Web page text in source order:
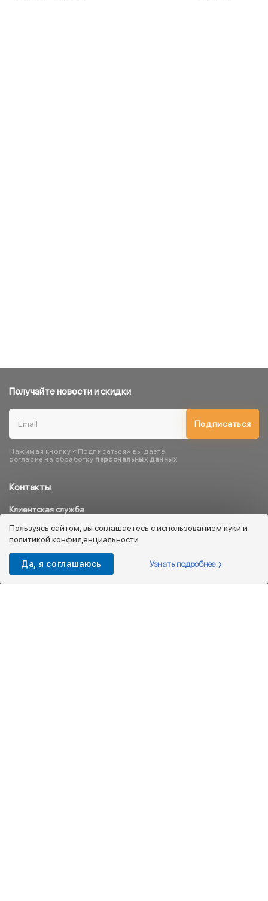
Контакты
Клиентская служба
8 800 333 08 45
info@kotofey.ru
Магазины в Москва (50)
Получайте новости и скидки
Подписаться
Нажимая кнопку «Подписаться» вы даете
согласие на обработку персональных данных
Пользуясь сайтом, вы соглашаетесь с использованием куки и
политикой конфиденциальности
Да, я соглашаюсь Узнать подробнее